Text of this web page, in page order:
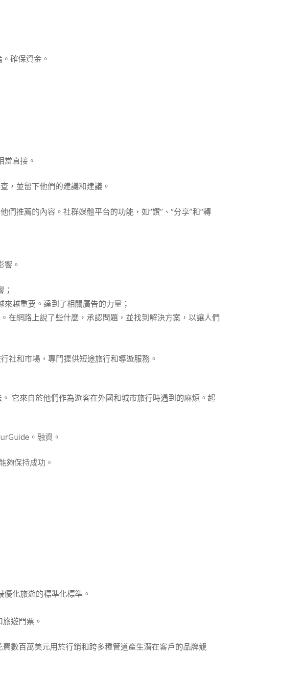
確保資金。
直接。
，並留下他們的建議和建議。
推薦的內容。社群媒體平台的功能，如“讚”、“分享”和“轉
響。
越重要。達到了相關廣告的力量；
網路上說了些什麼，承認問題，並找到解決方案，以讓人們
和市場，專門提供短途旅行和導遊服務。
它來自於他們作為遊客在外國和城市旅行時遇到的麻煩。起
。融資。
夠保持成功。
化旅遊的標準化標準。
遊門票。
數百萬美元用於行銷和跨多種管道產生潛在客戶的品牌競